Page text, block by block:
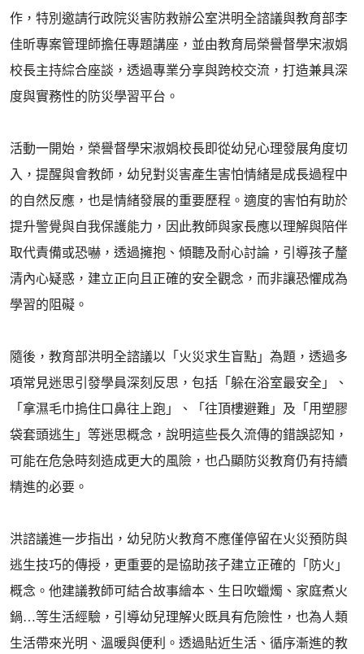
作，特別邀請行政院災害防救辦公室洪明全諮議與教育部李
佳昕專案管理師擔任專題講座，並由教育局榮譽督學宋淑娟
校長主持綜合座談，透過專業分享與跨校交流，打造兼具深
度與實務性的防災學習平台。
活動一開始，榮譽督學宋淑娟校長即從幼兒心理發展角度切
入，提醒與會教師，幼兒對災害產生害怕情緒是成長過程中
的自然反應，也是情緒發展的重要歷程。適度的害怕有助於
提升警覺與自我保護能力，因此教師與家長應以理解與陪伴
取代責備或恐嚇，透過擁抱、傾聽及耐心討論，引導孩子釐
清內心疑惑，建立正向且正確的安全觀念，而非讓恐懼成為
學習的阻礙。
隨後，教育部洪明全諮議以「火災求生盲點」為題，透過多
項常見迷思引發學員深刻反思，包括「躲在浴室最安全」、
「拿濕毛巾摀住口鼻往上跑」、「往頂樓避難」及「用塑膠
袋套頭逃生」等迷思概念，說明這些長久流傳的錯誤認知，
可能在危急時刻造成更大的風險，也凸顯防災教育仍有持續
精進的必要。
洪諮議進一步指出，幼兒防火教育不應僅停留在火災預防與
逃生技巧的傳授，更重要的是協助孩子建立正確的「防火」
概念。他建議教師可結合故事繪本、生日吹蠟燭、家庭煮火
鍋…等生活經驗，引導幼兒理解火既具有危險性，也為人類
生活帶來光明、溫暖與便利。透過貼近生活、循序漸進的教